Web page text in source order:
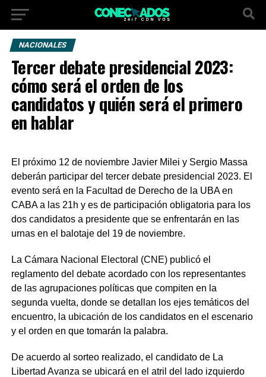
NACIONALES
Tercer debate presidencial 2023:
cómo será el orden de los
candidatos y quién será el primero
en hablar
El próximo 12 de noviembre Javier Milei y Sergio Massa
deberán participar del tercer debate presidencial 2023. El
evento será en la Facultad de Derecho de la UBA en
CABA a las 21h y es de participación obligatoria para los
dos candidatos a presidente que se enfrentarán en las
urnas en el balotaje del 19 de noviembre.
La Cámara Nacional Electoral (CNE) publicó el
reglamento del debate acordado con los representantes
de las agrupaciones políticas que compiten en la
segunda vuelta, donde se detallan los ejes temáticos del
encuentro, la ubicación de los candidatos en el escenario
y el orden en que tomarán la palabra.
De acuerdo al sorteo realizado, el candidato de La
Libertad Avanza se ubicará en el atril del lado izquierdo